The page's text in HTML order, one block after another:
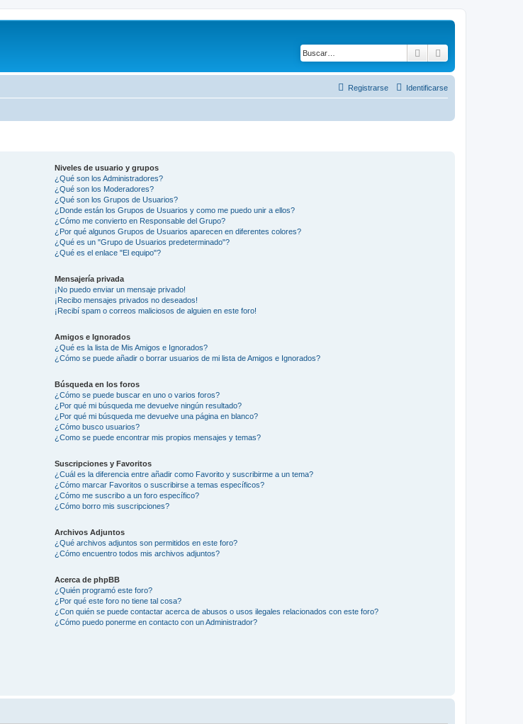
Buscar
Identificarse
Registrarse
Niveles de usuario y grupos
¿Qué son los Administradores?
¿Qué son los Moderadores?
¿Qué son los Grupos de Usuarios?
¿Donde están los Grupos de Usuarios y como me puedo unir a ellos?
¿Cómo me convierto en Responsable del Grupo?
¿Por qué algunos Grupos de Usuarios aparecen en diferentes colores?
¿Qué es un "Grupo de Usuarios predeterminado"?
¿Qué es el enlace "El equipo"?
Mensajería privada
¡No puedo enviar un mensaje privado!
¡Recibo mensajes privados no deseados!
¡Recibí spam o correos maliciosos de alguien en este foro!
Amigos e Ignorados
¿Qué es la lista de Mis Amigos e Ignorados?
¿Cómo se puede añadir o borrar usuarios de mi lista de Amigos e Ignorados?
Búsqueda en los foros
¿Cómo se puede buscar en uno o varios foros?
¿Por qué mi búsqueda me devuelve ningún resultado?
¿Por qué mi búsqueda me devuelve una página en blanco?
¿Cómo busco usuarios?
¿Como se puede encontrar mis propios mensajes y temas?
Suscripciones y Favoritos
¿Cuál es la diferencia entre añadir como Favorito y suscribirme a un tema?
¿Cómo marcar Favoritos o suscribirse a temas específicos?
¿Cómo me suscribo a un foro específico?
¿Cómo borro mis suscripciones?
Archivos Adjuntos
¿Qué archivos adjuntos son permitidos en este foro?
¿Cómo encuentro todos mis archivos adjuntos?
Acerca de phpBB
¿Quién programó este foro?
¿Por qué este foro no tiene tal cosa?
¿Con quién se puede contactar acerca de abusos o usos ilegales relacionados con este foro?
¿Cómo puedo ponerme en contacto con un Administrador?